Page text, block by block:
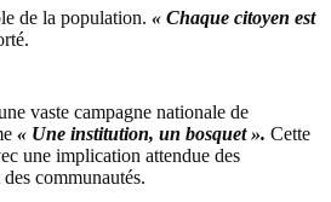
de la population. « Chaque citoyen est
vaste campagne nationale de
« Une institution, un bosquet ». Cette
une implication attendue des
communautés.